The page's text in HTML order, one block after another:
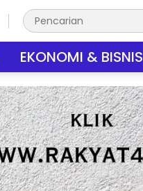
EKONOMI & BISNIS